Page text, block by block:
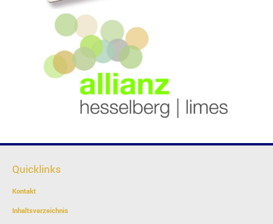
Quicklinks
Kontakt
Inhaltsverzeichnis